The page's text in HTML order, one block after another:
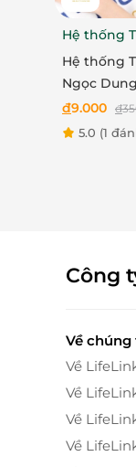
Mái tóc
Đến với
sạch sẽ,
Hệ thống
Ngọc
Hệ thống
Ngọc
ưu đãi trải
vụ Triệt
đ9.000 đ
5.0 (1
Công
Về chúng
Về
Về
Về
Về